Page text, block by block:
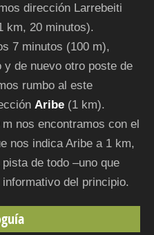
dirección Larrebeiti
km, 20 minutos).
7 minutos (100 m),
y de nuevo otro poste de
rumbo al este
Aribe (1 km).
nos encontramos con el
nos indica Aribe a 1 km,
de todo –uno que
del principio.